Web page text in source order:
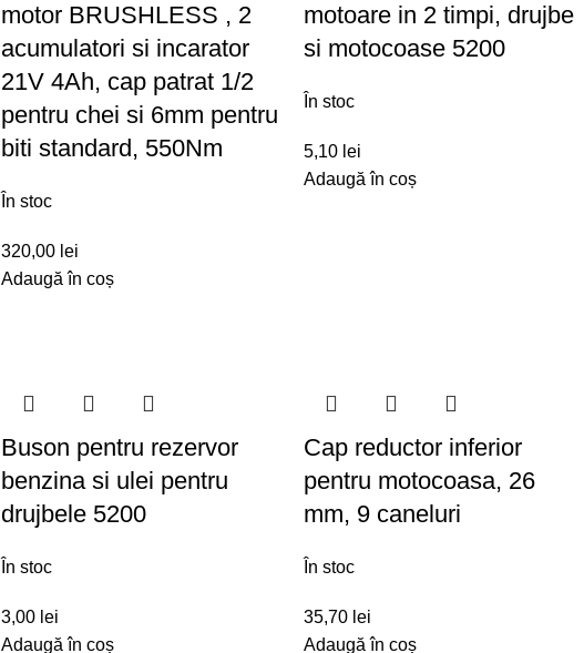
motor BRUSHLESS , 2
acumulatori si incarator
21V 4Ah, cap patrat 1/2
pentru chei si 6mm pentru
biti standard, 550Nm
În stoc
320,00 lei
Adaugă în coș
motoare in 2 timpi, drujbe
si motocoase 5200
În stoc
5,10 lei
Adaugă în coș
Buson pentru rezervor
benzina si ulei pentru
drujbele 5200
În stoc
3,00 lei
Adaugă în coș
Cap reductor inferior
pentru motocoasa, 26
mm, 9 caneluri
În stoc
35,70 lei
Adaugă în coș